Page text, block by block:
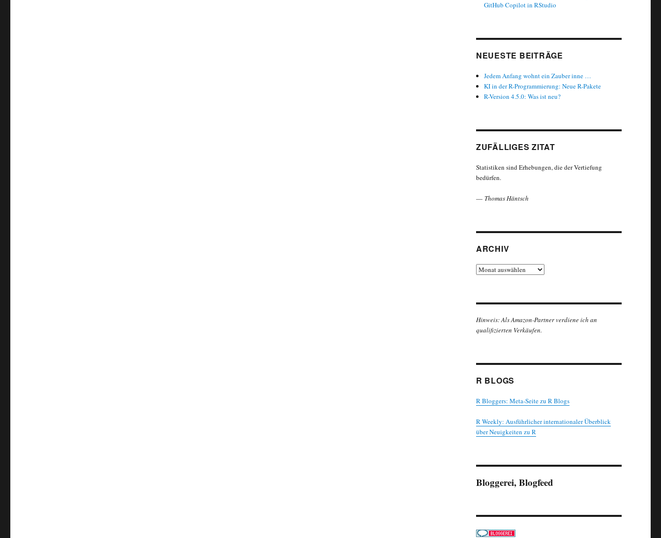
GitHub Copilot in RStudio
NEUESTE BEITRÄGE
Jedem Anfang wohnt ein Zauber inne …
KI in der R-Programmierung: Neue R-Pakete
R-Version 4.5.0: Was ist neu?
ZUFÄLLIGES ZITAT
Statistiken sind Erhebungen, die der Vertiefung
bedürfen.
— Thomas Häntsch
ARCHIV
Archiv
Hinweis: Als Amazon-Partner verdiene ich an
qualifizierten Verkäufen.
R BLOGS
R Bloggers: Meta-Seite zu R Blogs
R Weekly: Ausführlicher internationaler Überblick
über Neuigkeiten zu R
Bloggerei, Blogfeed